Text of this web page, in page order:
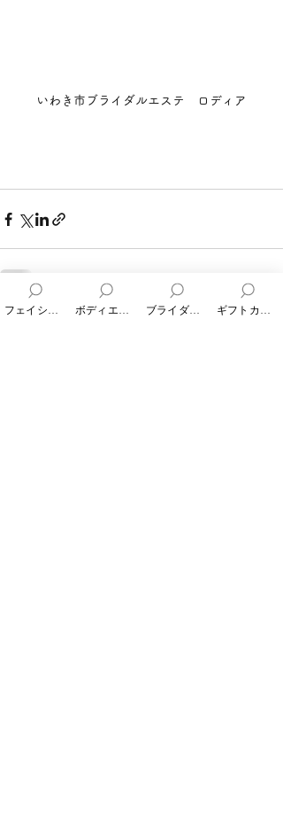
いわき市ブライダルエステ　ロディア
すべて表示
ブライダルエステ